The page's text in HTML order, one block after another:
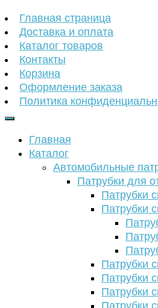
Главная страница
Доставка и оплата
Каталог товаров
Контакты
Корзина
Оформление заказа
Политика
Главная
Каталог
Автомобильные
Патрубки для
Патрубки
Патрубки
Патрубки
Патрубки
Патрубки
Патрубки